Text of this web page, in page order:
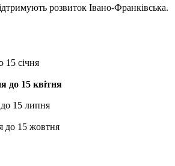
розвиток Івано-Франківська.
15 січня
до 15 квітня
15 липня
до 15 жовтня